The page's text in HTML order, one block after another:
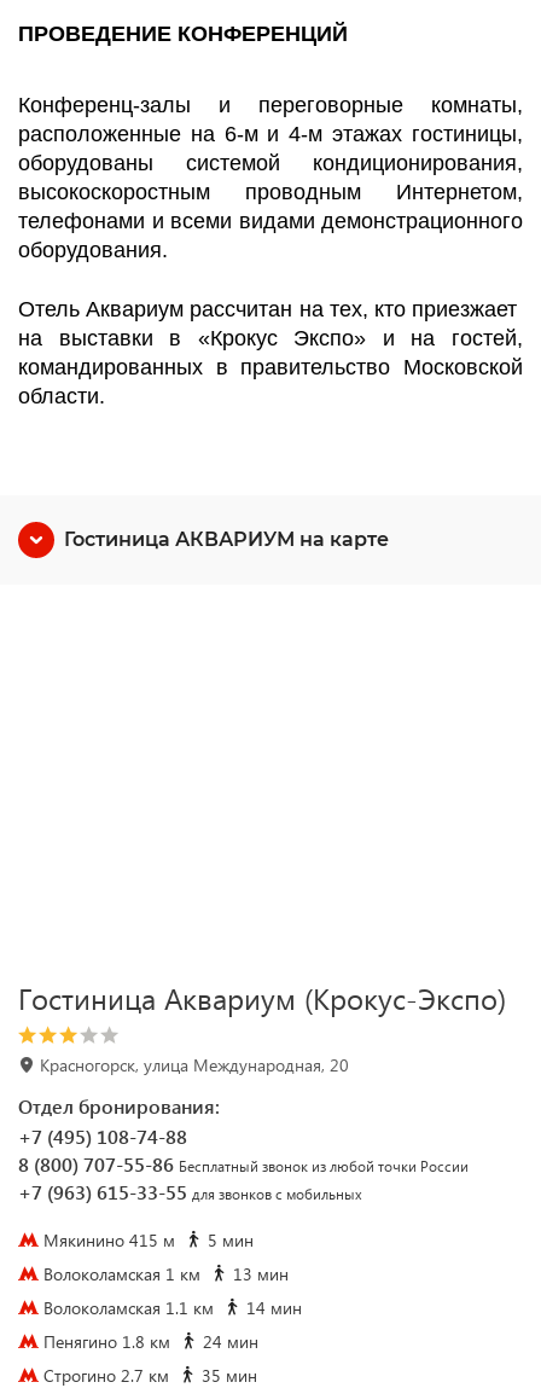
ПРОВЕДЕНИЕ КОНФЕРЕНЦИЙ
Конференц-залы и переговорные комнаты,
расположенные на 6-м и 4-м этажах гостиницы,
оборудованы системой кондиционирования,
высокоскоростным проводным Интернетом,
телефонами и всеми видами демонстрационного
оборудования.
Отель Аквариум рассчитан на тех, кто приезжает
на выставки в «Крокус Экспо» и на гостей,
командированных в правительство Московской
области.
Гостиница АКВАРИУМ на карте
Гостиница Аквариум (Крокус-Экспо)
Красногорск, улица Международная, 20
Отдел бронирования:
+7 (495) 108-74-88
8 (800) 707-55-86 Бесплатный звонок из любой точки России
+7 (963) 615-33-55 для звонков с мобильных
Мякинино 415 м
5 мин
Волоколамская 1 км
13 мин
Волоколамская 1.1 км
14 мин
Пенягино 1.8 км
24 мин
Строгино 2.7 км
35 мин